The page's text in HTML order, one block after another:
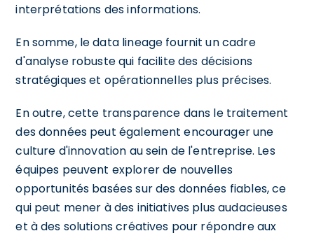
interprétations des informations.
En somme, le data lineage fournit un cadre
d'analyse robuste qui facilite des décisions
stratégiques et opérationnelles plus précises.
En outre, cette transparence dans le traitement
des données peut également encourager une
culture d'innovation au sein de l'entreprise. Les
équipes peuvent explorer de nouvelles
opportunités basées sur des données fiables, ce
qui peut mener à des initiatives plus audacieuses
et à des solutions créatives pour répondre aux